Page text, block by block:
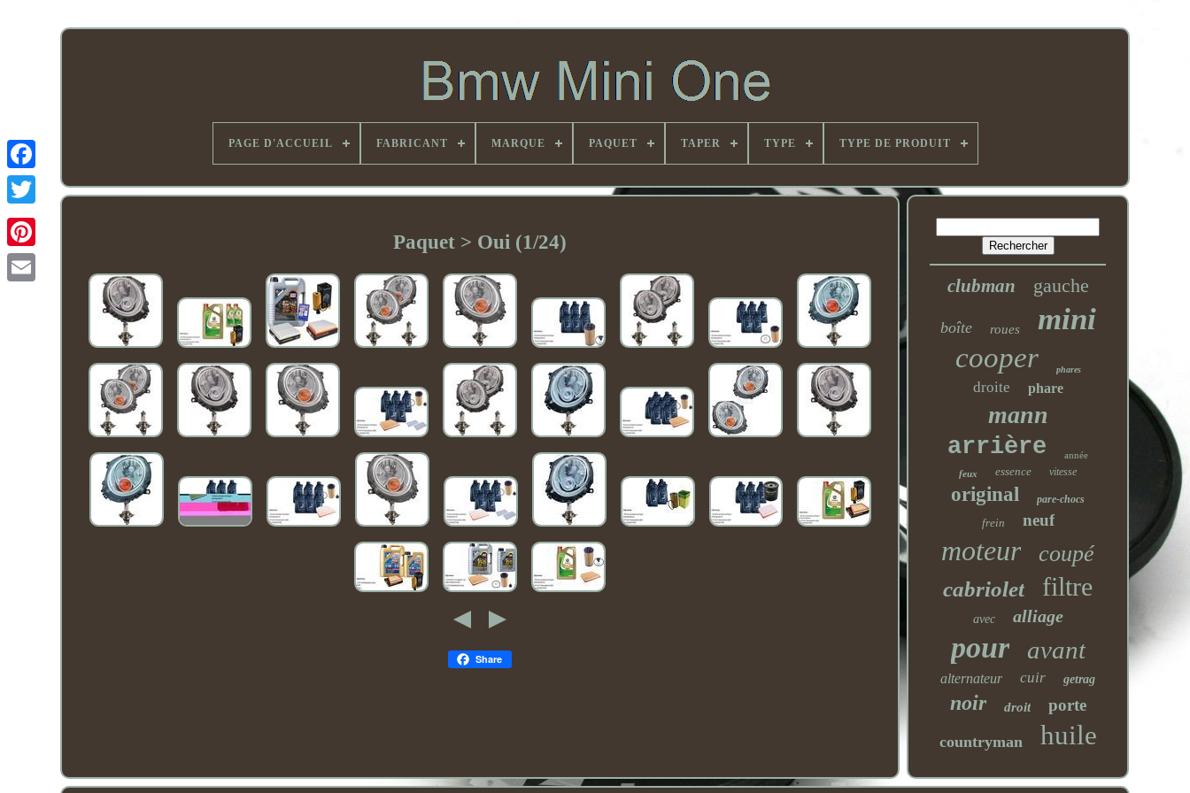
PAGE D'ACCUEIL FABRICANT MARQUE PAQUET TAPER TYPE TYPE DE PRODUIT
Paquet > Oui (1/24)
Share
clubman gauche
boîte roues mini
cooper phares
droite phare
mann
arrière
année
feux
essence vitesse
original pare-chocs
frein neuf
moteur coupé
cabriolet filtre
avec alliage
pour avant
alternateur cuir getrag
noir droit porte
countryman huile